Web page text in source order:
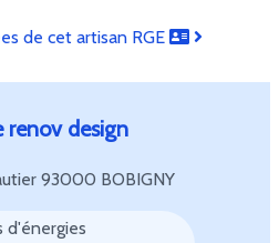
de cet artisan RGE
renov design
93000 BOBIGNY
d'énergies